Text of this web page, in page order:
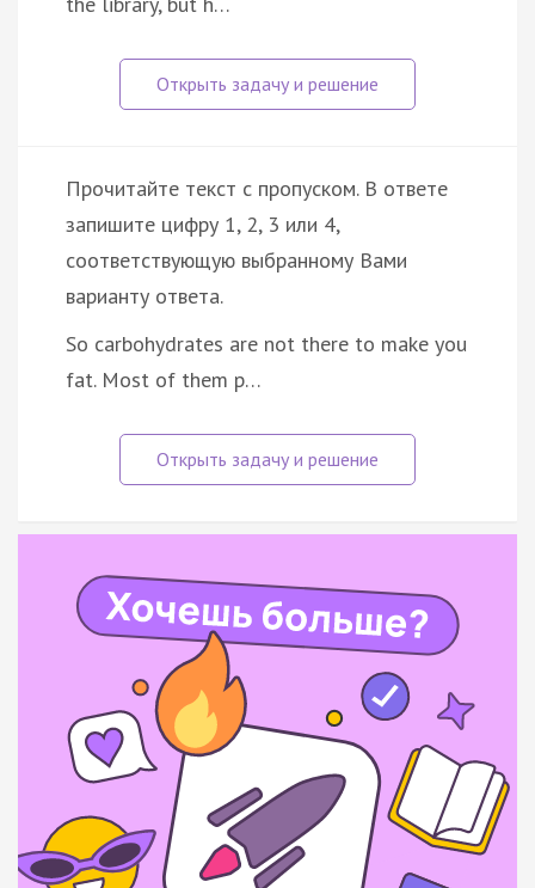
Прочитайте текст с пропуском. В ответе
запишите цифру 1, 2, 3 или 4,
соответствующую выбранному Вами
варианту ответа.
So carbohydrates are not there to make you
fat. Most of them p…